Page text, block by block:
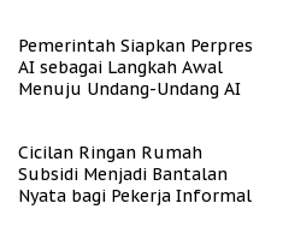
Pemerintah Siapkan Perpres
AI sebagai Langkah Awal
Menuju Undang-Undang AI
Cicilan Ringan Rumah
Subsidi Menjadi Bantalan
Nyata bagi Pekerja Informal